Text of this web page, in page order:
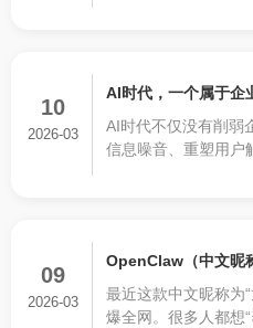
10
2026-03
AI时代，一个属于企
站，比任何时候都更
AI时代不仅没有削弱
信息噪音、重塑用户
09
2026-03
OpenClaw（中文昵
的利器，还是徒有虚
最近这款中文昵称为
爆全网。很多人都想